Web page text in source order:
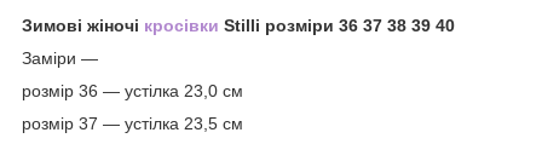
Зимові жіночі кросівки Stilli розміри 36 37 38 39 40
Заміри —
розмір 36 — устілка 23,0 см
розмір 37 — устілка 23,5 см